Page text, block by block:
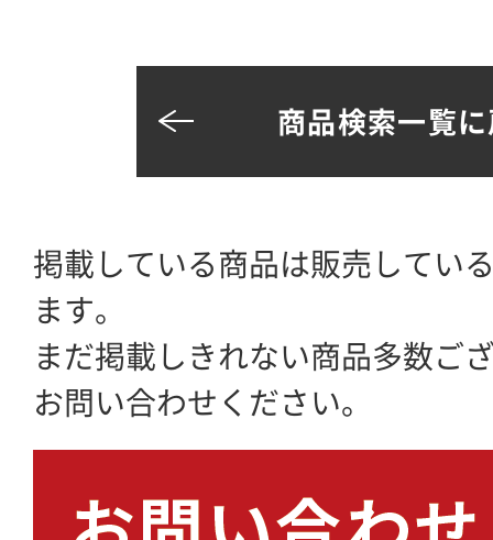
商品検索一覧
掲載している商品は販売してい
ます。
まだ掲載しきれない商品多数ご
お問い合わせください。